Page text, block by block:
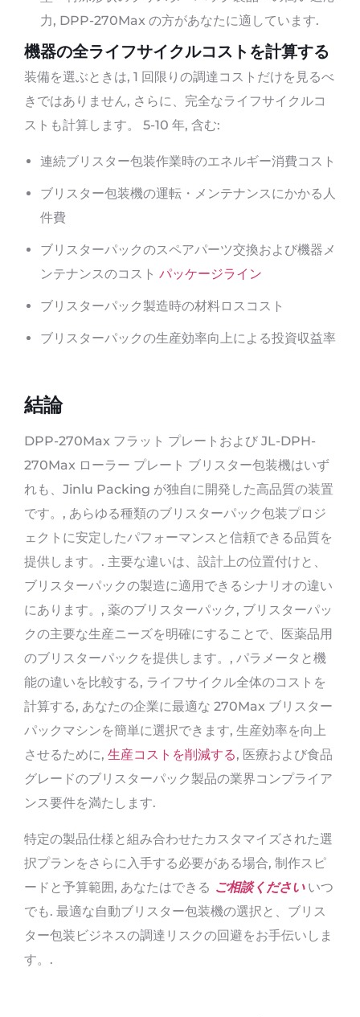
力, DPP-270Max の方があなたに適しています.
機器の全ライフサイクルコストを計算する
装備を選ぶときは, 1 回限りの調達コストだけを見るべ
きではありません, さらに、完全なライフサイクルコ
ストも計算します。 5-10 年, 含む:
連続ブリスター包装作業時のエネルギー消費コスト
ブリスター包装機の運転・メンテナンスにかかる人
件費
ブリスターパックのスペアパーツ交換および機器メ
ンテナンスのコスト パッケージライン
ブリスターパック製造時の材料ロスコスト
ブリスターパックの生産効率向上による投資収益率
結論
DPP-270Max フラット プレートおよび JL-DPH-
270Max ローラー プレート ブリスター包装機はいず
れも、Jinlu Packing が独自に開発した高品質の装置
です。, あらゆる種類のブリスターパック包装プロジ
ェクトに安定したパフォーマンスと信頼できる品質を
提供します。. 主要な違いは、設計上の位置付けと、
ブリスターパックの製造に適用できるシナリオの違い
にあります。, 薬のブリスターパック, ブリスターパッ
クの主要な生産ニーズを明確にすることで、医薬品用
のブリスターパックを提供します。, パラメータと機
能の違いを比較する, ライフサイクル全体のコストを
計算する, あなたの企業に最適な 270Max ブリスター
パックマシンを簡単に選択できます, 生産効率を向上
させるために, 生産コストを削減する, 医療および食品
グレードのブリスターパック製品の業界コンプライア
ンス要件を満たします.
特定の製品仕様と組み合わせたカスタマイズされた選
択プランをさらに入手する必要がある場合, 制作スピ
ードと予算範囲, あなたはできる ご相談くださいいつ
でも. 最適な自動ブリスター包装機の選択と、ブリス
ター包装ビジネスの調達リスクの回避をお手伝いしま
す。.